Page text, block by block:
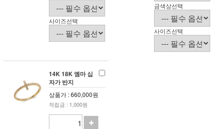
사이즈선택
금색상선택
사이즈선택
14K 18K 엠마 십
자가 반지
상품가 : 660,000원
적립금 : 1,000원